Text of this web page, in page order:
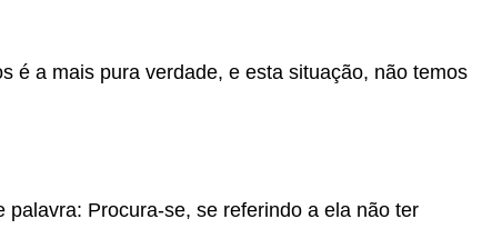
é a mais pura verdade, e esta situação, não temos
Procura-se, se referindo a ela não ter